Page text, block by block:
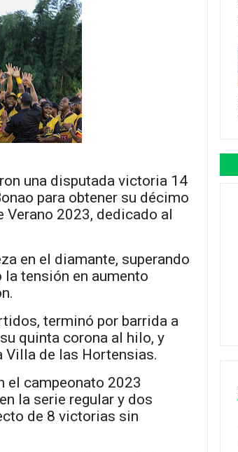
una disputada victoria 14
para obtener su décimo
2023, dedicado al
en el diamante, superando
la tensión en aumento
terminó por barrida a
quinta corona al hilo, y
Villa de las Hortensias.
el campeonato 2023
la serie regular y dos
de 8 victorias sin